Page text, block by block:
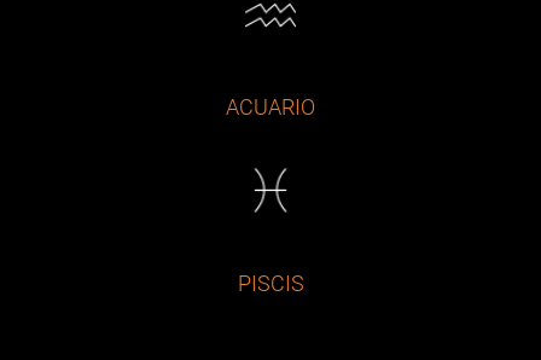
ACUARIO
PISCIS